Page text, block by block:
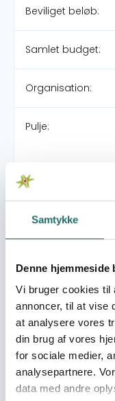
Samtykke
Denne hjemmeside
Vi bruger cookies til
annoncer, til at vise
at analysere vores
din brug af vores
for sociale medier,
analysepartnere.
data med andre
Beviliget beløb:
Samlet budget:
Organisation:
Pulje:
Indsatsområde:
Indsatser foregår
Resume
Elever på HHX, STX
en konkurrence.
Tunesien, som